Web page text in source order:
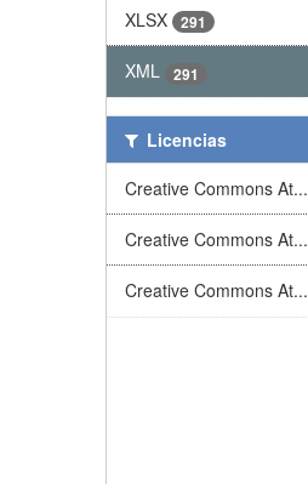
XLSX 291
XML 291
Licencias
Creative Commons At...
Creative Commons At...
Creative Commons At...